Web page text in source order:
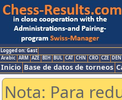
Logged on: Gast
Arabic ARM AZE BIH BUL CAT CHN CRO CZE DEN
Inicio Base de datos de torneos
Nota: Para